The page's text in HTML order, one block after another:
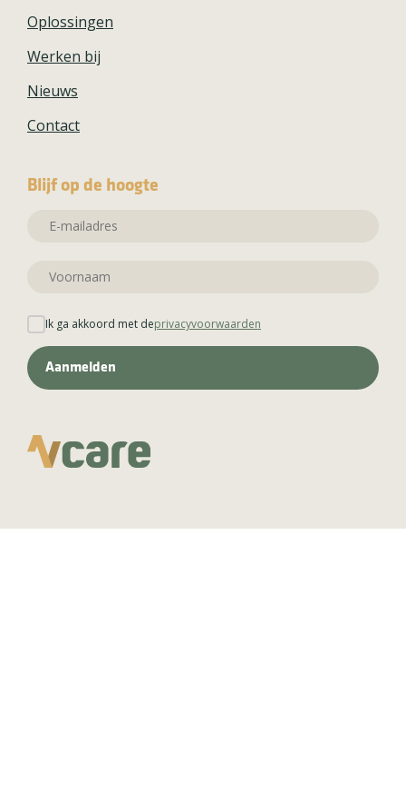
Oplossingen
Werken bij
Nieuws
Contact
Blijf op de hoogte
Ik ga akkoord met deprivacyvoorwaarden